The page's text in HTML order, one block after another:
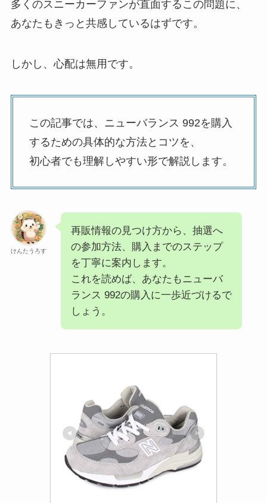
多くのスニーカーファンが直面するこの問題に、
あなたもきっと共感しているはずです。
しかし、心配は無用です。
この記事では、ニューバランス 992を購入
するための具体的な方法とコツを、
初心者でも理解しやすい形で解説します。
けんたうろす
再販情報の見つけ方から、抽選へ
の参加方法、購入までのステップ
を丁寧に案内します。
これを読めば、あなたもニューバ
ランス 992の購入に一歩近づけるで
しょう。